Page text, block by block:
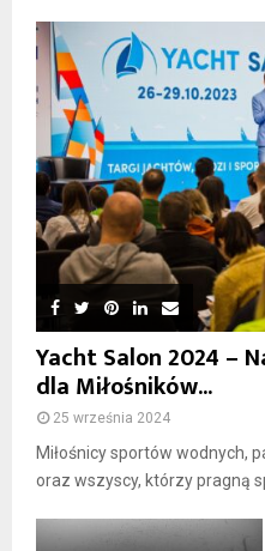
Yacht Salon 2024 –
dla Miłośników...
25 września 2024
Miłośnicy sportów wodnych,
oraz wszyscy, którzy pragną